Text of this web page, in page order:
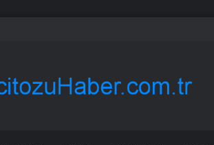
Vatandaşlar bayilere akın etti